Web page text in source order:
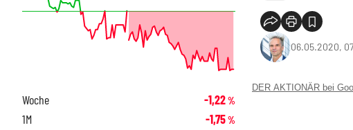
06.05.2020,
DER AKTIONÄR bei
Woche -1,22%
1M -1,75%